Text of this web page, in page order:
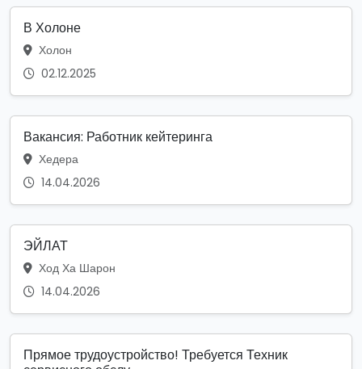
В Холоне
Холон
02.12.2025
Вакансия: Работник кейтеринга
Хедера
14.04.2026
ЭЙЛАТ
Ход Ха Шарон
14.04.2026
Прямое трудоустройство! Требуется Техник